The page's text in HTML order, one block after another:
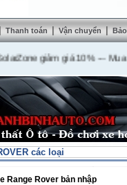
Thanh toán | Vận chuyển |
giảm giá 10%---Mua DVD
các loại
Range Rover bản nhập